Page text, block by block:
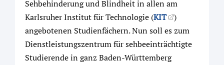
Sehbehinderung und Blindheit in allen am
Karlsruher Institut für Technologie (KIT
)
angebotenen Studienfächern. Nun soll es zum
Dienstleistungszentrum für sehbeeinträchtigte
Studierende in ganz Baden-Württemberg